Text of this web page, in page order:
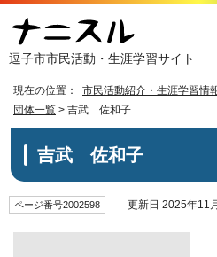
逗子市市民活動・生涯学習サイト
現在の位置： 市民活動紹介・生涯学習
団体一覧 > 吉武 佐和子
吉武 佐和子
ページ番号2002598 更新日 2025年11